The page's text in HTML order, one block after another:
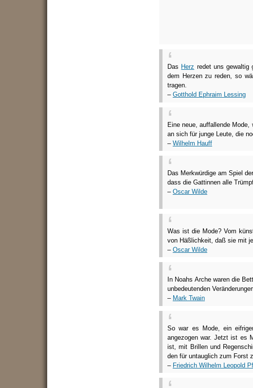
Das Herz redet uns gewaltig
dem Herzen zu reden, so
tragen.
– Gotthold Ephraim Lessing
Eine neue, auffallende
an sich für junge Leute, die
– Wilhelm Hauff
Das Merkwürdige am Spiel
dass die Gattinnen alle
– Oscar Wilde
Was ist die Mode? Vom
von Häßlichkeit, daß sie mit
– Oscar Wilde
In Noahs Arche waren die
unbedeutenden
– Mark Twain
So war es Mode, ein
angezogen war. Jetzt ist es
ist, mit Brillen und
den für untauglich zum Forst
– Friedrich Wilhelm Leopold